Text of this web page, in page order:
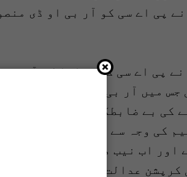
پی اے سی کو آر بی او ڈی
پی اے سی کو بتایا کے آر بی
رہی تھی جس میں آر بی او ڈی منصوبے
400 ملین روپے کی بے ضابطگیوں کی
کی وجہ سے اب نیب کے دائرے
اور اب نیب ھیڈکوارٹر سے
عدالت منتقل ہوجائے